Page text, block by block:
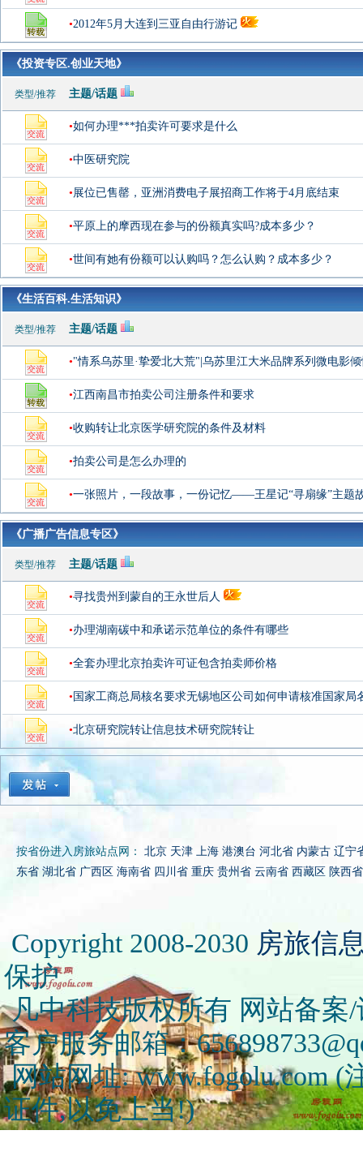
•2012年5月大连到三亚自由行游记
《投资专区.创业天地》
类型/推荐 主题/话题
•如何办理***拍卖许可要求是什么
•中医研究院
•展位已售罄，亚洲消费电子展招商工作将于4月底结束
•平原上的摩西现在参与的份额真实吗?成本多少？
•世间有她有份额可以认购吗？怎么认购？成本多少？
《生活百科.生活知识》
类型/推荐 主题/话题
•"情系乌苏里·挚爱北大荒"|乌苏里江大米品牌系列微电影
•江西南昌市拍卖公司注册条件和要求
•收购转让北京医学研究院的条件及材料
•拍卖公司是怎么办理的
•一张照片，一段故事，一份记忆——王星记“寻扇缘”主题
《广播广告信息专区》
类型/推荐 主题/话题
•寻找贵州到蒙自的王永世后人
•办理湖南碳中和承诺示范单位的条件有哪些
•全套办理北京拍卖许可证包含拍卖师价格
• 国家工商总局核名要求无锡地区公司如何申请核准国家局
•北京研究院转让信息技术研究院转让
按省份进入房旅站点网： 北京 天津 上海 港澳台 河北省 内蒙古 辽宁
东省 湖北省 广西区 海南省 四川省 重庆 贵州省 云南省 西藏区 陕西省
Copyright 2008-2030 房旅信
保护
凡中科技版权所有 网站备案/
客户服务邮箱：
网站网址: www.fogolu.com (
证件,以免上当!)